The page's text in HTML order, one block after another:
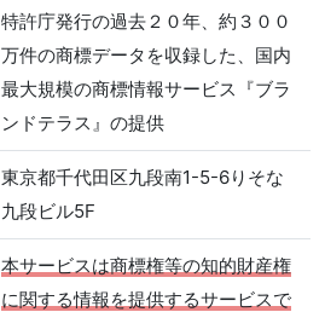
特許庁発行の過去２０年、約３００
万件の商標データを収録した、国内
最大規模の商標情報サービス『ブラ
ンドテラス』の提供
東京都千代田区九段南1-5-6りそな
九段ビル5F
本サービスは商標権等の知的財産権
に関する情報を提供するサービスで